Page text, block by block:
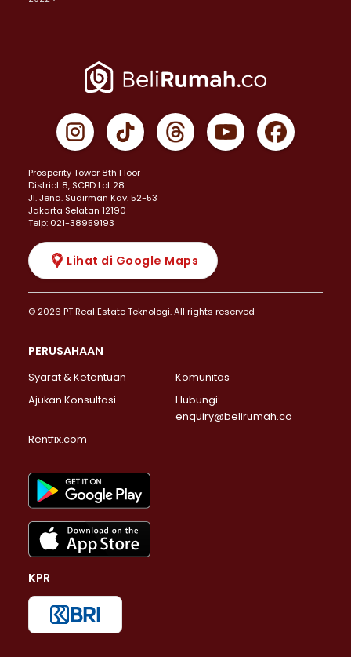
Prosperity Tower 8th Floor
District 8, SCBD Lot 28
JI. Jend. Sudirman Kav. 52-53
Jakarta Selatan 12190
Telp: 021-38959193
Lihat di Google Maps
© 2026 PT Real Estate Teknologi. All rights reserved
PERUSAHAAN
Syarat & Ketentuan
Komunitas
Ajukan Konsultasi
Hubungi:
enquiry@belirumah.co
Rentfix.com
KPR